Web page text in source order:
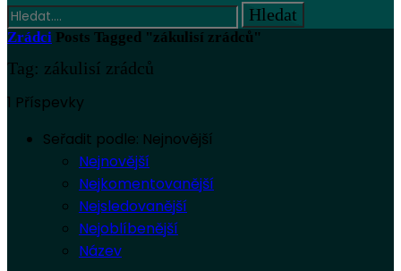
Zrádci Posts Tagged "zákulisí zrádců"
Tag: zákulisí zrádců
1 Příspevky
Seřadit podle: Nejnovější
Nejnovější
Nejkomentovanější
Nejsledovanější
Nejoblíbenější
Název